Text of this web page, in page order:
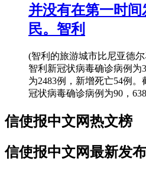
并没有在第一时
民。智利
(智利的旅游城市比尼亚德尔
智利新冠状病毒确诊病例为
为2483例，新增死亡54例。
冠状病毒确诊病例为90，
信使报中文网热文榜
信使报中文网最新发布